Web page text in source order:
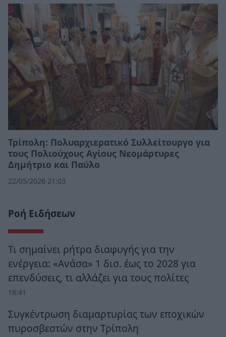
Τρίπολη: Πολυαρχιερατικό Συλλείτουργο για
τους Πολιούχους Αγίους Νεομάρτυρες
Δημήτριο και Παύλο
22/05/2026 21:03
Ροή Ειδήσεων
Τι σημαίνει ρήτρα διαφυγής για την
ενέργεια: «Ανάσα» 1 δισ. έως το 2028 για
επενδύσεις, τι αλλάζει για τους πολίτες
18:41
Συγκέντρωση διαμαρτυρίας των εποχικών
πυροσβεστών στην Τρίπολη